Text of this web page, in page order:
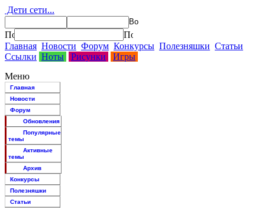
Дети сети...
Главная Новости Форум Конкурсы Полезняшки Статьи
Ссылки Ноты Рисунки
Игры
Меню
Главная
Новости
Форум
Обновления
Популярные
темы
Активные
темы
Архив
Конкурсы
Полезняшки
Статьи